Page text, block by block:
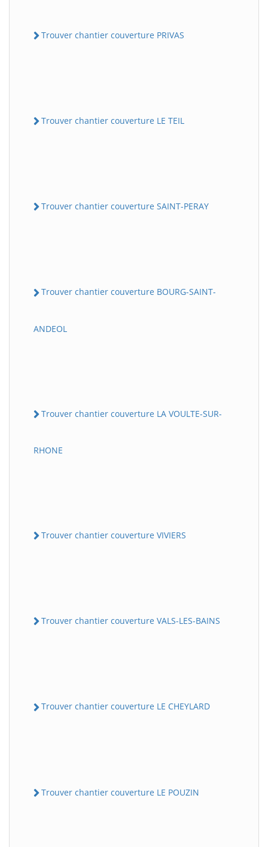
Trouver chantier couverture PRIVAS
Trouver chantier couverture LE TEIL
Trouver chantier couverture SAINT-PERAY
Trouver chantier couverture BOURG-SAINT-
ANDEOL
Trouver chantier couverture LA VOULTE-SUR-
RHONE
Trouver chantier couverture VIVIERS
Trouver chantier couverture VALS-LES-BAINS
Trouver chantier couverture LE CHEYLARD
Trouver chantier couverture LE POUZIN